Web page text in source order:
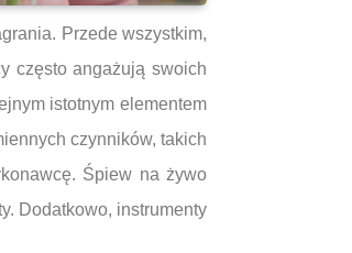
Przede wszystkim,
często angażują swoich
istotnym elementem
czynników, takich
Śpiew na żywo
Dodatkowo, instrumenty